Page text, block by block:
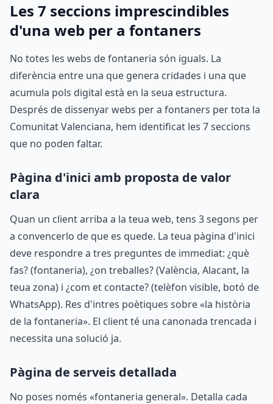
Les 7 seccions imprescindibles
d'una web per a fontaners
No totes les webs de fontaneria són iguals. La
diferència entre una que genera cridades i una que
acumula pols digital està en la seua estructura.
Després de dissenyar webs per a fontaners per tota la
Comunitat Valenciana, hem identificat les 7 seccions
que no poden faltar.
Pàgina d'inici amb proposta de valor
clara
Quan un client arriba a la teua web, tens 3 segons per
a convencerlo de que es quede. La teua pàgina d'inici
deve respondre a tres preguntes de immediat: ¿què
fas? (fontaneria), ¿on treballes? (València, Alacant, la
teua zona) i ¿com et contacte? (telèfon visible, botó de
WhatsApp). Res d'intres poètiques sobre «la història
de la fontaneria». El client té una canonada trencada i
necessita una solució ja.
Pàgina de serveis detallada
No poses només «fontaneria general». Detalla cada